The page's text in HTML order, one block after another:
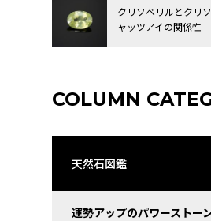
クリソベリルとクリ
ャッツアイの関係性
COLUMN
天然石図鑑
運勢アップのパワーストー